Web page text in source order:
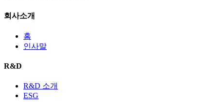
회사소개
홈
인사말
R&D
R&D 소개
ESG